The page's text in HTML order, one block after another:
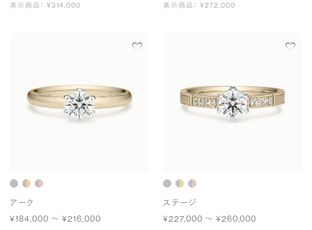
表示商品： ¥314,000 表示商品： ¥272,000
アーク
¥184,000 〜 ¥216,000
ステージ
¥227,000 〜 ¥260,000